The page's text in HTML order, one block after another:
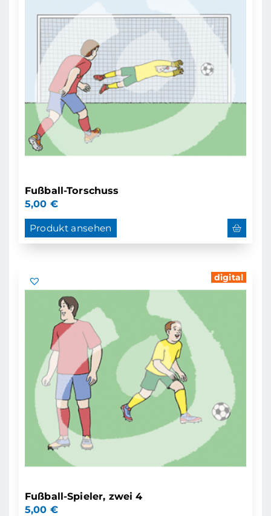
Fußball-Torschuss
5,00 €
Produkt ansehen
digital
Fußball-Spieler, zwei 4
5,00 €